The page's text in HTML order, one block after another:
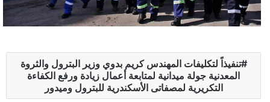
تنفيذاً لتكليفات المهندس كريم بدوي وزير البترول والثروة
المعدنية جولة ميدانية لمتابعة أعمال زيادة ورفع الكفاءة
التكريرية لمصفاتى الأسكندرية للبترول وميدور